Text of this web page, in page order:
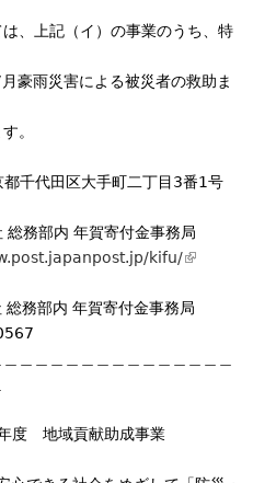
記（イ）の事業のうち、特
災害による被災者の救助ま
。
千代田区大手町二丁目3番1号
内 年賀寄付金事務局
kifu/(
i
務部内 年賀寄付金事務局
度 地域貢献助成事業